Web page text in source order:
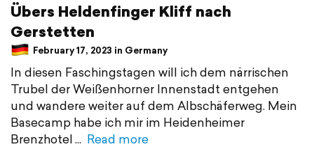
Übers Heldenfinger Kliff nach
Gerstetten
February 17, 2023 in Germany
In diesen Faschingstagen will ich dem närrischen
Trubel der Weißenhorner Innenstadt entgehen
und wandere weiter auf dem Albschäferweg. Mein
Basecamp habe ich mir im Heidenheimer
Brenzhotel
Read more